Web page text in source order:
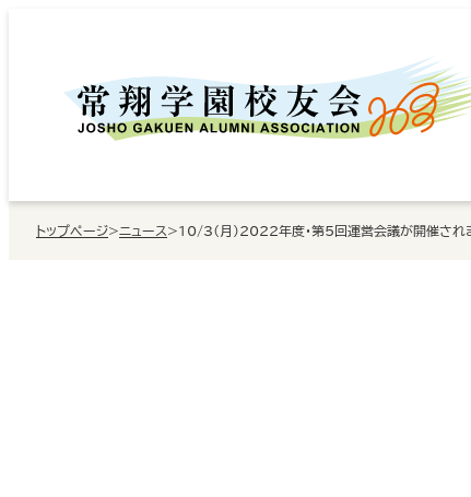
トップページ>ニュース >10/3（月）2022年度・第5回運営会議が開催され